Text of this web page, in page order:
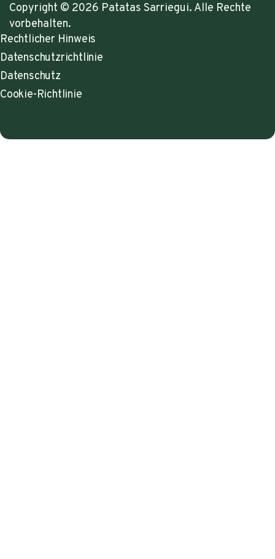
Copyright © 2026 Patatas Sarriegui. Alle Rechte
vorbehalten.
Rechtlicher Hinweis
Datenschutzrichtlinie
Datenschutz
Cookie-Richtlinie